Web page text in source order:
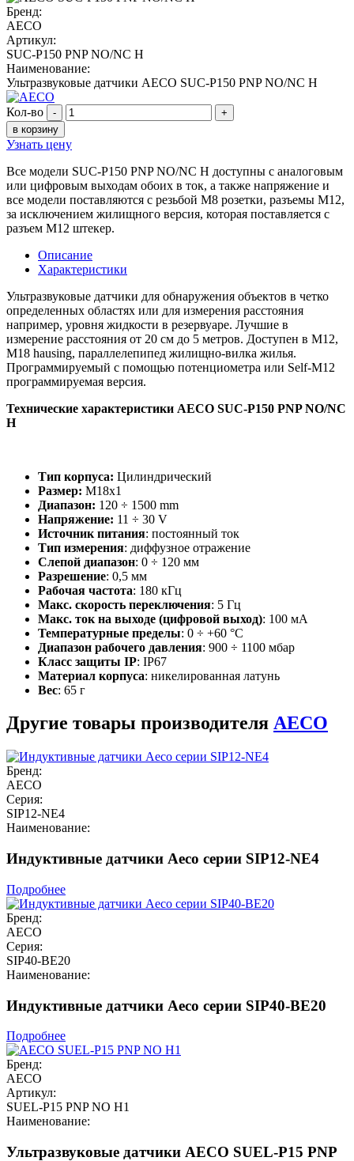
Бренд:
AECO
Артикул:
SUC-P150 PNP NO/NC H
Наименование:
Ультразвуковые датчики AECO SUC-P150 PNP NO/NC H
Кол-во -
+
в корзину
Узнать цену
Все модели SUC-P150 PNP NO/NC H доступны с аналоговым
или цифровым выходам обоих в ток, а также напряжение и
все модели поставляются с резьбой M8 розетки, разъемы М12,
за исключением жилищного версия, которая поставляется с
разъем M12 штекер.
Описание
Характеристики
Ультразвуковые датчики для обнаружения объектов в четко
определенных областях или для измерения расстояния
например, уровня жидкости в резервуаре. Лучшие в
измерение расстояния от 20 см до 5 метров. Доступен в М12,
М18 hausing, параллелепипед жилищно-вилка жилья.
Программируемый с помощью потенциометра или Self-М12
программируемая версия.
Технические характеристики AECO SUC-P150 PNP NO/NC
H
Тип корпуса: Цилиндрический
Размер: M18x1
Диапазон: 120 ÷ 1500 mm
Напряжение: 11 ÷ 30 V
Источник питания: постоянный ток
Тип измерения: диффузное отражение
Слепой диапазон: 0 ÷ 120 мм
Разрешение: 0,5 мм
Рабочая частота: 180 кГц
Макс. скорость переключения: 5 Гц
Макс. ток на выходе (цифровой выход): 100 мА
Температурные пределы: 0 ÷ +60 °C
Диапазон рабочего давления: 900 ÷ 1100 мбар
Класс защиты IP: IP67
Материал корпуса: никелированная латунь
Вес: 65 г
Другие товары производителя AECO
Бренд:
AECO
Серия:
SIP12-NE4
Наименование:
Индуктивные датчики Aeco серии SIP12-NE4
Подробнее
Бренд:
AECO
Серия:
SIP40-BE20
Наименование:
Индуктивные датчики Aeco серии SIP40-BE20
Подробнее
Бренд:
AECO
Артикул:
SUEL-P15 PNP NO H1
Наименование:
Ультразвуковые датчики AECO SUEL-P15 PNP